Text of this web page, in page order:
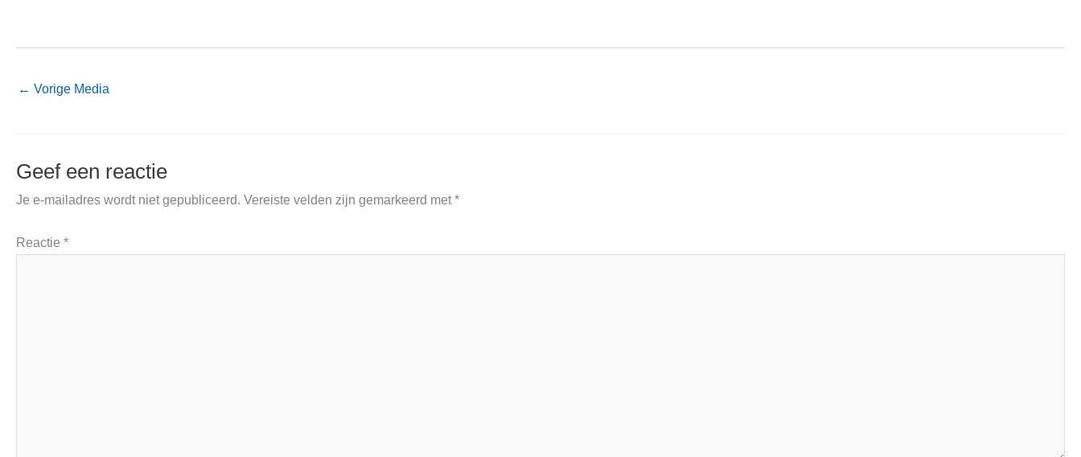
← Vorige Media
Geef een reactie
Je e-mailadres wordt niet gepubliceerd. Vereiste velden zijn gemarkeerd met*
Reactie *